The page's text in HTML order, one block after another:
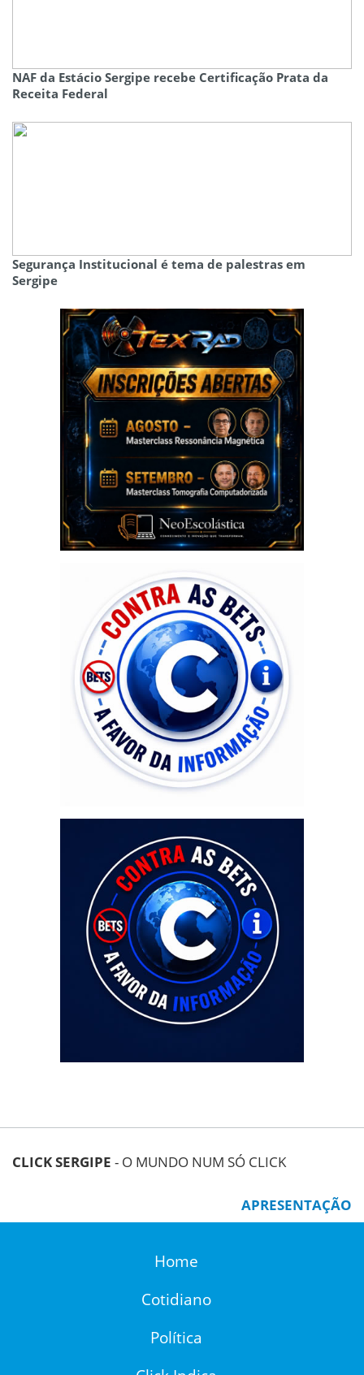
NAF da Estácio Sergipe recebe Certificação Prata da
Receita Federal
Segurança Institucional é tema de palestras em
Sergipe
CLICK SERGIPE - O MUNDO NUM SÓ CLICK
APRESENTAÇÃO
Home
Cotidiano
Política